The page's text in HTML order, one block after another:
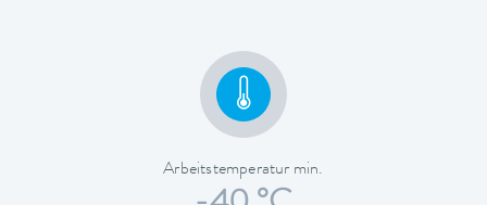
Arbeitstemperatur min.